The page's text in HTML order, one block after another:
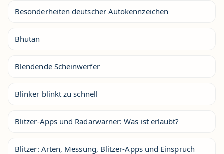
Besonderheiten deutscher Autokennzeichen
Bhutan
Blendende Scheinwerfer
Blinker blinkt zu schnell
Blitzer-Apps und Radarwarner: Was ist erlaubt?
Blitzer: Arten, Messung, Blitzer-Apps und Einspruch